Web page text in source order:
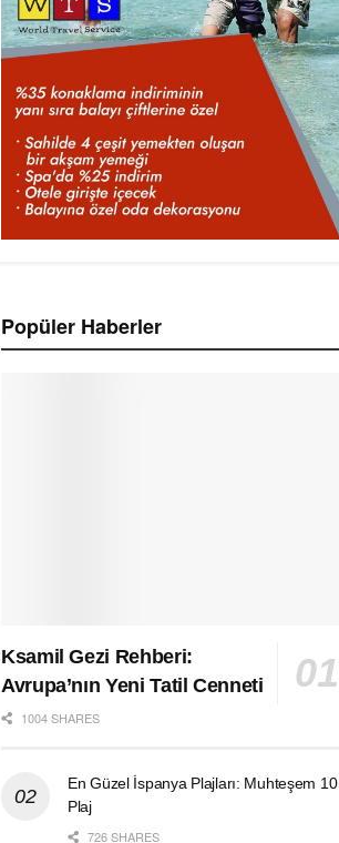
Popüler Haberler
Ksamil Gezi Rehberi:
Avrupa’nın Yeni Tatil Cenneti
1004 SHARES
En Güzel İspanya Plajları: Muhteşem 10
Plaj
726 SHARES